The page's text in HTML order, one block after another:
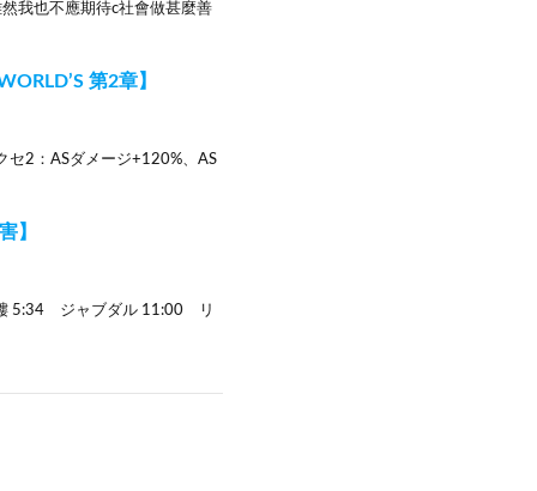
我也不應期待c社會做甚麼善
第2章】
セ2：ASダメージ+120%、AS
】
5:34 ジャブダル 11:00 リ